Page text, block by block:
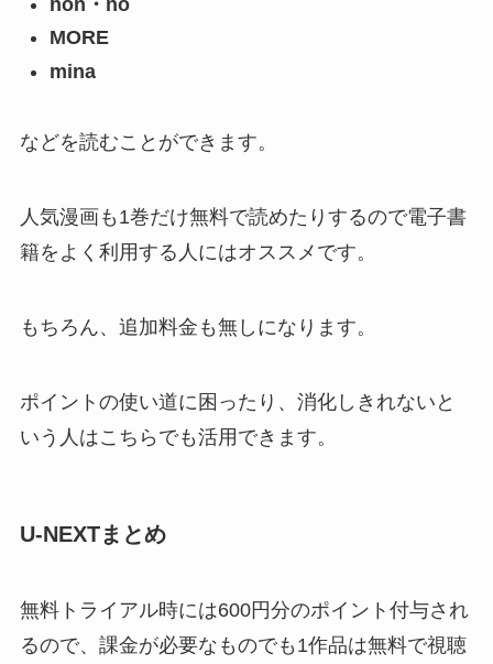
MORE
mina
などを読むことができます。
人気漫画も1巻だけ無料で読めたりするので電子書
籍をよく利用する人にはオススメです。
もちろん、追加料金も無しになります。
ポイントの使い道に困ったり、消化しきれないと
いう人はこちらでも活用できます。
U-NEXTまとめ
無料トライアル時には600円分のポイント付与され
るので、課金が必要なものでも1作品は無料で視聴